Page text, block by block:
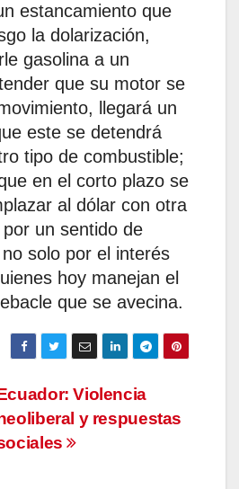
estancamiento que
la dolarización,
gasolina a un
que su motor se
llegará un
este se detendrá
tipo de combustible;
en el corto plazo se
al dólar con otra
un sentido de
solo por el interés
hoy manejan el
que se avecina.
Violencia
y respuestas